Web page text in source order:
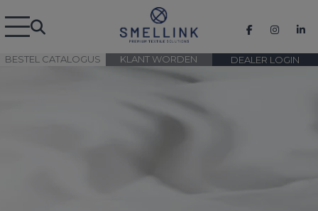
BESTEL CATALOGUS DEALER LOGIN
KLANT WORDEN